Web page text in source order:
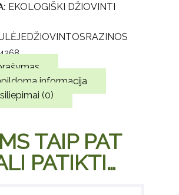
EKOLOGIŠKI DŽIOVINTI
informacija
(0)
TAIP PAT
PATIKTI…